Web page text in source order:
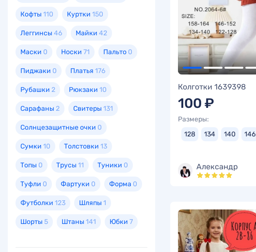
Кофты 110 Куртки 150
Леггинсы 46 Майки 42
Маски 0 Носки 71 Пальто 0
Пиджаки 0 Платья 176
Рубашки 2 Рюкзаки 10
Сарафаны 2 Свитеры 131
Солнцезащитные очки 0
Сумки 10 Толстовки 13
Топы 0 Трусы 11 Туники 0
Туфли 0 Фартуки 0 Форма 0
Футболки 123 Шляпы 1
Шорты 5 Штаны 141 Юбки 7
Колготки 1639398
100 ₽
Размеры:
128 134 140 146
Александр